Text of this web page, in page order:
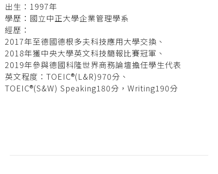
出生：1997年
學歷：國立中正大學企業管理學系
經歷：
2017年至德國德根多夫科技應用大學交換、
2018年獲中央大學英文科技簡報比賽冠軍、
2019年參與德國科隆世界商務論壇擔任學生代表
英文程度：TOEIC®(L&R)970分、
TOEIC®(S&W) Speaking180分，Writing190分